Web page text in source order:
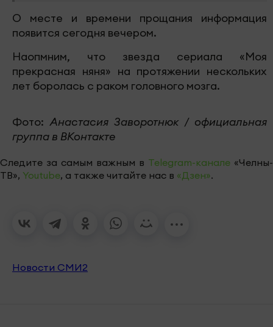
О месте и времени прощания информация
появится сегодня вечером.
Наопмним, что звезда сериала «Моя
прекрасная няня» на протяжении нескольких
лет боролась с раком головного мозга.
Фото:Анастасия Заворотнюк / официальная
группа в ВКонтакте
Следите за самым важным в Telegram-канале «Челны-
ТВ», Youtube, а также читайте нас в «Дзен».
Новости СМИ2